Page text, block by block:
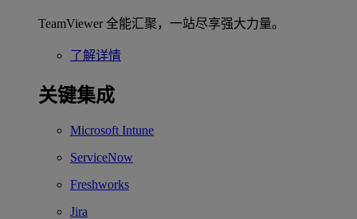
TeamViewer 全能汇聚，一站尽享强大力量。
了解详情
关键集成
Microsoft Intune
ServiceNow
Freshworks
Jira